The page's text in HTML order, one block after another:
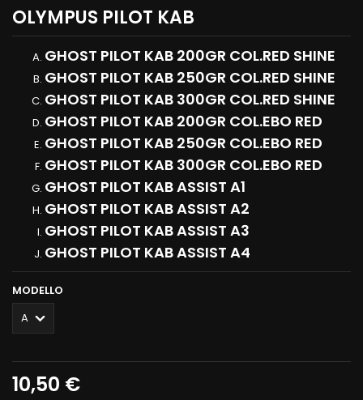
OLYMPUS PILOT KAB
GHOST PILOT KAB 200GR COL.RED SHINE
GHOST PILOT KAB 250GR COL.RED SHINE
GHOST PILOT KAB 300GR COL.RED SHINE
GHOST PILOT KAB 200GR COL.EBO RED
GHOST PILOT KAB 250GR COL.EBO RED
GHOST PILOT KAB 300GR COL.EBO RED
GHOST PILOT KAB ASSIST A1
GHOST PILOT KAB ASSIST A2
GHOST PILOT KAB ASSIST A3
GHOST PILOT KAB ASSIST A4
MODELLO
10,50 €